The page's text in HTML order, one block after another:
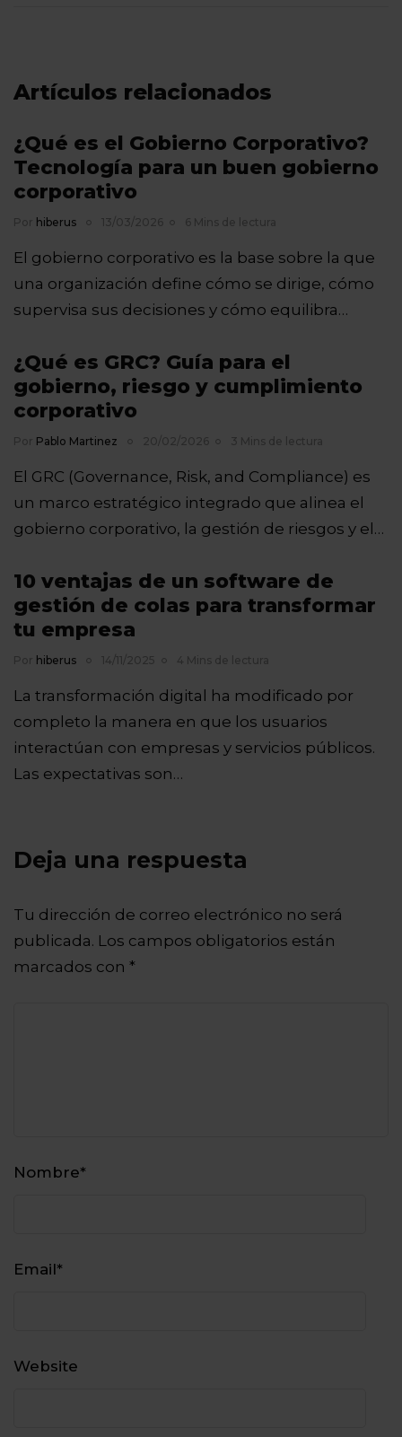
Artículos relacionados
¿Qué es el Gobierno Corporativo?
Tecnología para un buen gobierno
corporativo
Por hiberus 13/03/2026 6 Mins de lectura
El gobierno corporativo es la base sobre la que
una organización define cómo se dirige, cómo
supervisa sus decisiones y cómo equilibra…
¿Qué es GRC? Guía para el
gobierno, riesgo y cumplimiento
corporativo
Por Pablo Martinez 20/02/2026 3 Mins de lectura
El GRC (Governance, Risk, and Compliance) es
un marco estratégico integrado que alinea el
gobierno corporativo, la gestión de riesgos y el…
10 ventajas de un software de
gestión de colas para transformar
tu empresa
Por hiberus 14/11/2025 4 Mins de lectura
La transformación digital ha modificado por
completo la manera en que los usuarios
interactúan con empresas y servicios públicos.
Las expectativas son…
Deja una respuesta
Tu dirección de correo electrónico no será
publicada. Los campos obligatorios están
marcados con *
Nombre*
Email*
Website